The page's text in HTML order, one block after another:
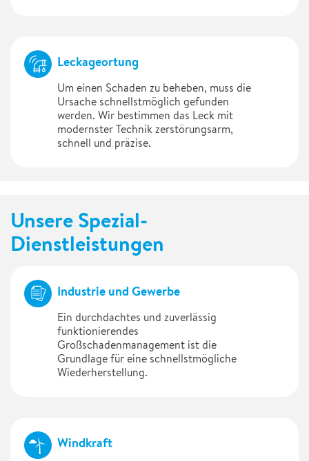
Leckageortung
Um einen Schaden zu beheben, muss die
Ursache schnellstmöglich gefunden
werden. Wir bestimmen das Leck mit
modernster Technik zerstörungsarm,
schnell und präzise.
Unsere Spezial-
Dienstleistungen
Industrie und Gewerbe
Ein durchdachtes und zuverlässig
funktionierendes
Großschadenmanagement ist die
Grundlage für eine schnellstmögliche
Wiederherstellung.
Windkraft